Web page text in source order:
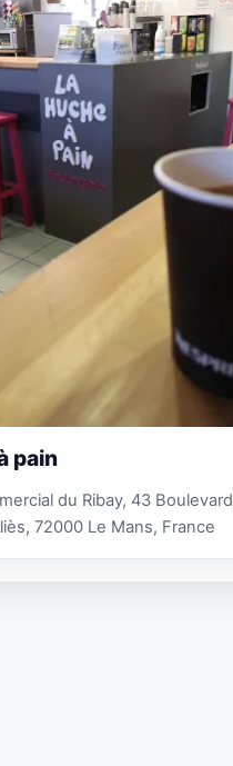
pain
du Ribay, 43 Boulevard
72000 Le Mans, France